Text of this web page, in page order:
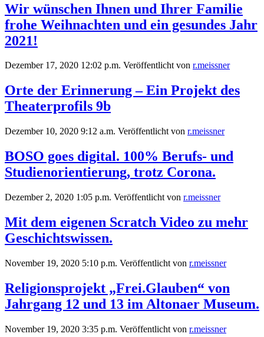
Wir wünschen Ihnen und Ihrer Familie
frohe Weihnachten und ein gesundes Jahr
2021!
Dezember 17, 2020 12:02 p.m. Veröffentlicht von r.meissner
Orte der Erinnerung – Ein Projekt des
Theaterprofils 9b
Dezember 10, 2020 9:12 a.m. Veröffentlicht von r.meissner
BOSO goes digital. 100% Berufs- und
Studienorientierung, trotz Corona.
Dezember 2, 2020 1:05 p.m. Veröffentlicht von r.meissner
Mit dem eigenen Scratch Video zu mehr
Geschichtswissen.
November 19, 2020 5:10 p.m. Veröffentlicht von r.meissner
Religionsprojekt „Frei.Glauben“ von
Jahrgang 12 und 13 im Altonaer Museum.
November 19, 2020 3:35 p.m. Veröffentlicht von r.meissner